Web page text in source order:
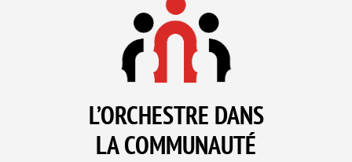
L’ORCHESTRE DANS
LA COMMUNAUTÉ